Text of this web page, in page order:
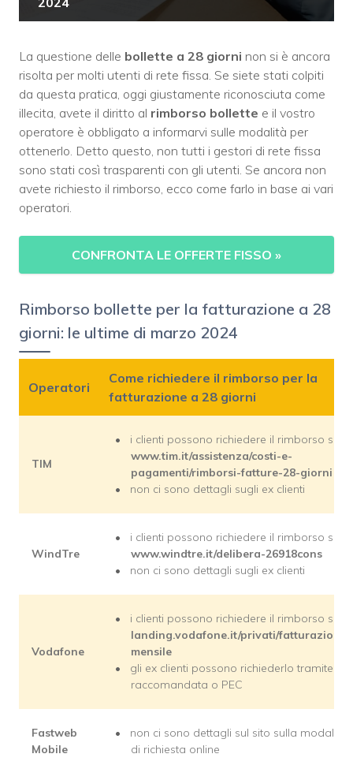
La questione delle bollette a 28 giorni non si è ancora
risolta per molti utenti di rete fissa. Se siete stati colpiti
da questa pratica, oggi giustamente riconosciuta come
illecita, avete il diritto al rimborso bollette e il vostro
operatore è obbligato a informarvi sulle modalità per
ottenerlo. Detto questo, non tutti i gestori di rete fissa
sono stati così trasparenti con gli utenti. Se ancora non
avete richiesto il rimborso, ecco come farlo in base ai vari
operatori.
CONFRONTA LE OFFERTE FISSO »
Rimborso bollette per la fatturazione a 28
giorni: le ultime di marzo 2024
Operatori
Come richiedere il rimborso per la
fatturazione a 28 giorni
TIM
i clienti possono richiedere il rimborso su
www.tim.it/assistenza/costi-e-
pagamenti/rimborsi-fatture-28-giorni
non ci sono dettagli sugli ex clienti
WindTre
i clienti possono richiedere il rimborso su
www.windtre.it/delibera-26918cons
non ci sono dettagli sugli ex clienti
Vodafone
i clienti possono richiedere il rimborso su
landing.vodafone.it/privati/fatturazione-
mensile
gli ex clienti possono richiederlo tramite
raccomandata o PEC
Fastweb
Mobile
non ci sono dettagli sul sito sulla modalità
di richiesta online